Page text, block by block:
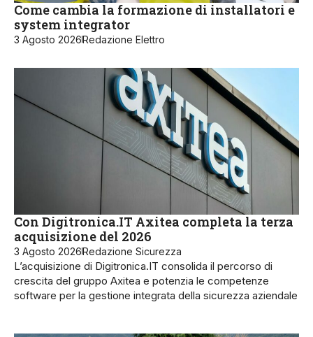
Come cambia la formazione di installatori e
system integrator
3 Agosto 2026Redazione Elettro
Con Digitronica.IT Axitea completa la terza
acquisizione del 2026
3 Agosto 2026Redazione Sicurezza
L’acquisizione di Digitronica.IT consolida il percorso di
crescita del gruppo Axitea e potenzia le competenze
software per la gestione integrata della sicurezza aziendale